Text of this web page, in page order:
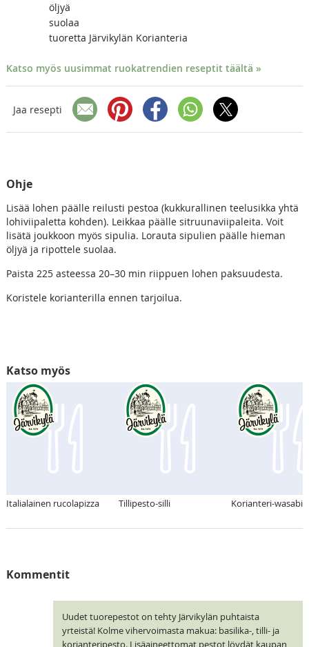
öljyä
suolaa
tuoretta Järvikylän Korianteria
Katso myös uusimmat ruokatrendien reseptit täältä »
Jaa resepti
Ohje
Lisää lohen päälle reilusti pestoa (kukkurallinen teelusikka yhtä
lohiviipaletta kohden). Leikkaa päälle sitruunaviipaleita. Voit
lisätä joukkoon myös sipulia. Lorauta sipulien päälle hieman
öljyä ja ripottele suolaa.
Paista 225 asteessa 20–30 min riippuen lohen paksuudesta.
Koristele korianterilla ennen tarjoilua.
Katso myös
Italialainen rucolapizza Tillipesto-silli Korianteri-
Kommentit
Uudet tuorepestot on tehty Järvikylän puhtaista
yrteistä! Kolme vihervoimasta makua: basilika-, tilli- ja
korianteripesto. Lisäaineettomat pestot löydät kaupan